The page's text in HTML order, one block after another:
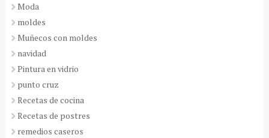
Moda
moldes
Muñecos con moldes
navidad
Pintura en vidrio
punto cruz
Recetas de cocina
Recetas de postres
remedios caseros